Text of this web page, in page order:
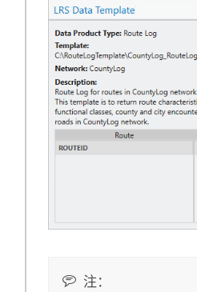
注：